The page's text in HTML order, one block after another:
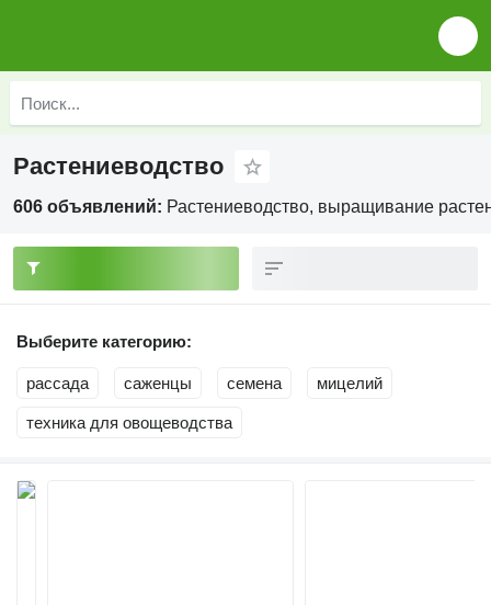
Растениеводство
606 объявлений: Растениеводство, выращивание
Выберите категорию:
рассада саженцы семена мицелий
техника для овощеводства